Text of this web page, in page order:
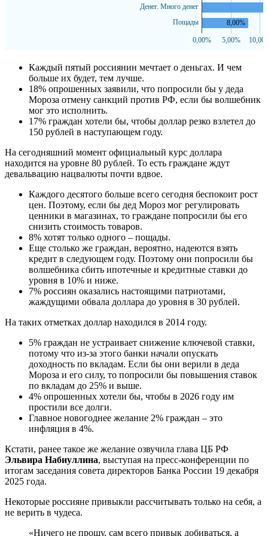
Каждый пятый россиянин мечтает о деньгах. И чем
больше их будет, тем лучше.
18% опрошенных заявили, что попросили бы у деда
Мороза отмену санкций против РФ, если бы волшебник
мог это исполнить.
17% граждан хотели бы, чтобы доллар резко взлетел до
150 рублей в наступающем году.
На сегодняшний момент официальный курс доллара
находится на уровне 80 рублей. То есть граждане ждут
девальвацию нацвалюты почти вдвое.
Каждого десятого больше всего сегодня беспокоит рост
цен. Поэтому, если бы дед Мороз мог регулировать
ценники в магазинах, то граждане попросили бы его
снизить стоимость товаров.
8% хотят только одного – пощады.
Еще столько же граждан, вероятно, надеются взять
кредит в следующем году. Поэтому они попросили бы
волшебника сбить ипотечные и кредитные ставки до
уровня в 10% и ниже.
7% россиян оказались настоящими патриотами,
жаждущими обвала доллара до уровня в 30 рублей.
На таких отметках доллар находился в 2014 году.
5% граждан не устраивает снижение ключевой ставки,
потому что из-за этого банки начали опускать
доходность по вкладам. Если бы они верили в деда
Мороза и его силу, то попросили бы повышения ставок
по вкладам до 25% и выше.
4% опрошенных хотели бы, чтобы в 2026 году им
простили все долги.
Главное новогоднее желание 2% граждан – это
инфляция в 4%.
Кстати, ранее такое же желание озвучила глава ЦБ РФ
Эльвира Набиуллина, выступая на пресс-конференции по
итогам заседания совета директоров Банка России 19 декабря
2025 года.
Некоторые россияне привыкли рассчитывать только на себя, а
не верить в чудеса.
«Ничего не прошу, сам всего привык добиваться, а